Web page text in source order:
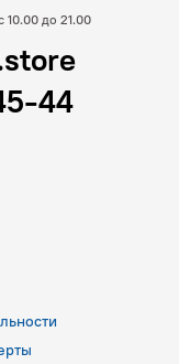
10.00 до 21.00
44